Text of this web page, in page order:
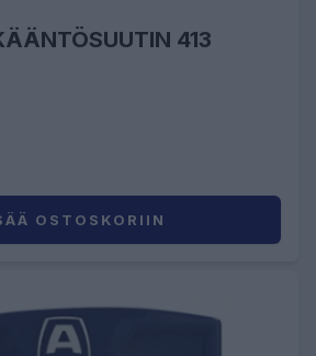
413
OSTOSKORIIN